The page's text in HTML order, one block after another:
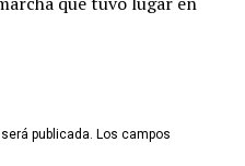
publicada. Los campos